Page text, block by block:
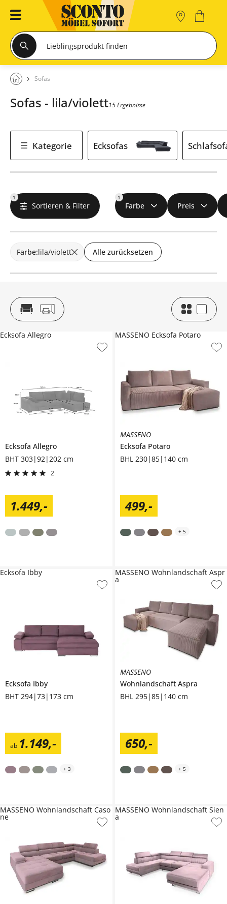
Sofas
Sofas - lila/violett15 Ergebnisse
Kategorie Ecksofas
1
Sortieren & Filter
1
Farbe Preis
Farbe:lila/violett Alle zurücksetzen
Ecksofa Allegro
BHT 303|92|202 cm
2
1.449,-
Ecksofa Allegro
MASSENO
Ecksofa Potaro
BHL 230|85|140 cm
499,-
MASSENO Ecksofa Potaro
+ 5
Ecksofa Ibby
BHT 294|73|173 cm
ab 1.149,-
Ecksofa Ibby
+ 3
MASSENO
Wohnlandschaft Aspra
BHL 295|85|140 cm
650,-
MASSENO Wohnlandschaft Aspr
a
+ 5
MASSENO Wohnlandschaft Caso
ne
MASSENO Wohnlandschaft Sien
a